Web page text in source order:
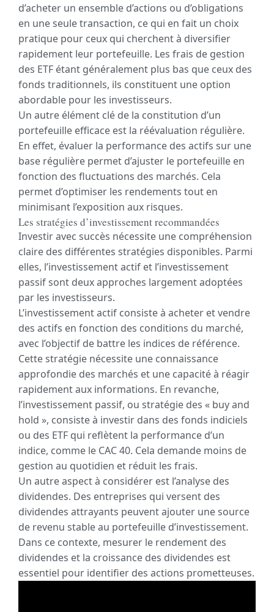
d’acheter un ensemble d’actions ou d’obligations
en une seule transaction, ce qui en fait un choix
pratique pour ceux qui cherchent à diversifier
rapidement leur portefeuille. Les frais de gestion
des ETF étant généralement plus bas que ceux des
fonds traditionnels, ils constituent une option
abordable pour les investisseurs.
Un autre élément clé de la constitution d’un
portefeuille efficace est la réévaluation régulière.
En effet, évaluer la performance des actifs sur une
base régulière permet d’ajuster le portefeuille en
fonction des fluctuations des marchés. Cela
permet d’optimiser les rendements tout en
minimisant l’exposition aux risques.
Les stratégies d’investissement recommandées
Investir avec succès nécessite une compréhension
claire des différentes stratégies disponibles. Parmi
elles, l’investissement actif et l’investissement
passif sont deux approches largement adoptées
par les investisseurs.
L’investissement actif consiste à acheter et vendre
des actifs en fonction des conditions du marché,
avec l’objectif de battre les indices de référence.
Cette stratégie nécessite une connaissance
approfondie des marchés et une capacité à réagir
rapidement aux informations. En revanche,
l’investissement passif, ou stratégie des « buy and
hold », consiste à investir dans des fonds indiciels
ou des ETF qui reflètent la performance d’un
indice, comme le CAC 40. Cela demande moins de
gestion au quotidien et réduit les frais.
Un autre aspect à considérer est l’analyse des
dividendes. Des entreprises qui versent des
dividendes attrayants peuvent ajouter une source
de revenu stable au portefeuille d’investissement.
Dans ce contexte, mesurer le rendement des
dividendes et la croissance des dividendes est
essentiel pour identifier des actions prometteuses.